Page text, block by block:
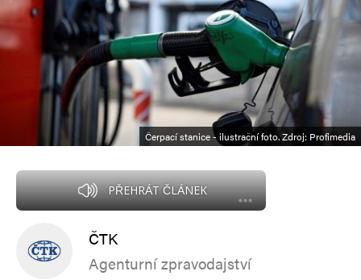
Čerpací stanice - ilustrační foto. Zdroj: Profimedia
PŘEHRÁT ČLÁNEK
ČTK
Agenturní zpravodajství